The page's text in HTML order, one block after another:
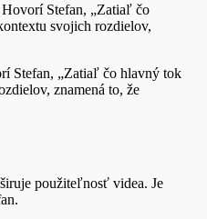
Stefan, „Zatiaľ čo
svojich rozdielov,
Stefan, „Zatiaľ čo hlavný tok
znamená to, že
použiteľnosť videa. Je